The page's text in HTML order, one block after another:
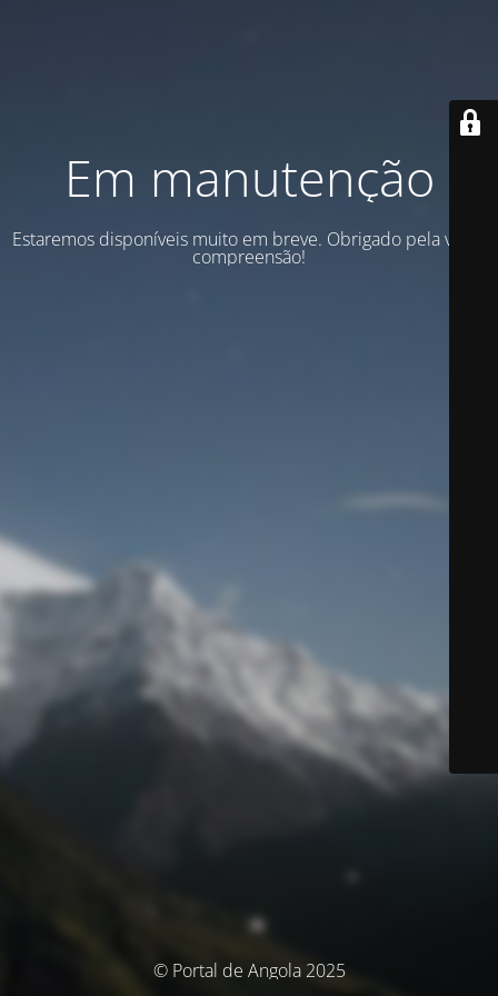
Em manutenção
Estaremos disponíveis muito em breve. Obrigado pela vossa
compreensão!
© Portal de Angola 2025